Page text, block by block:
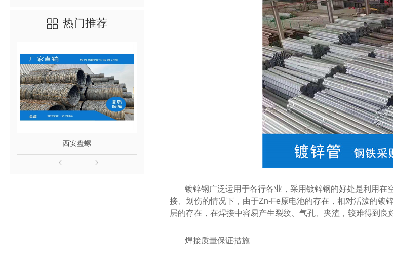
热门推荐
西安盘螺 西安螺纹钢厂家
镀锌钢广泛运用于各行各业，采用镀锌钢的好处是利用
接、划伤的情况下，由于Zn-Fe原电池的存在，相对活泼的镀
层的存在，在焊接中容易产生裂纹、气孔、夹渣，较难得到良
焊接质量保证措施